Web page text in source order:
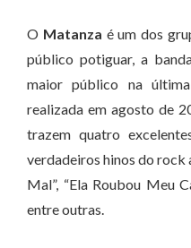
O Matanza é um dos
público potiguar, a
maior público na
realizada em agosto de
trazem quatro
verdadeiros hinos do rock
Mal”, “Ela Roubou Meu
entre outras.